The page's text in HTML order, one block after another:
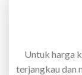
Untuk harga
terjangkau dan